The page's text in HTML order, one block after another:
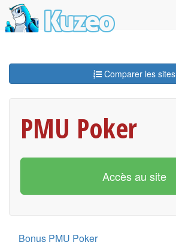
Comparer les sites
PMU Poker
Accès au site
Bonus PMU Poker